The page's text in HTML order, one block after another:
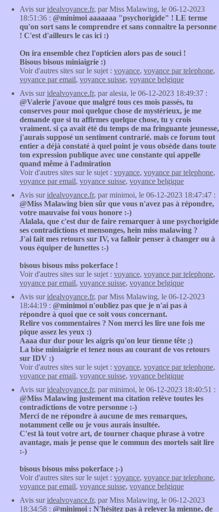
Avis suridealvoyance.fr, par Miss Malawing, le 06-12-2023
18:51:36 : @minimoi aaaaaaa "psychorigide" ! LE terme
qu'on sort sans le comprendre et sans connaitre la personne
! C'est d'ailleurs le cas ici :)
On ira ensemble chez l'opticien alors pas de souci !
Bisous bisous miniaigrie :)
Voir d'autres sites sur le sujet : voyance, voyance par telephone,
voyance par email, voyance suisse, voyance belgique
Avis suridealvoyance.fr, par alesia, le 06-12-2023 18:49:37 :
@Valerie j'avoue que malgré tous ces mois passés, tu
conserves pour moi quelque chose de mystérieux, je me
demande que si tu affirmes quelque chose, tu y crois
vraiment. si ça avait été du temps de ma fringuante jeunesse,
j'aurais supposé un sentiment contrarié. mais ce forum tout
entier a déjà constaté à quel point je vous obsède dans toute
ton expression publique avec une constante qui appelle
quand même à l'admiration
Voir d'autres sites sur le sujet : voyance, voyance par telephone,
voyance par email, voyance suisse, voyance belgique
Avis suridealvoyance.fr, par minimoi, le 06-12-2023 18:47:47 :
@Miss Malawing bien sûr que vous n'avez pas à répondre,
votre mauvaise foi vous honore :-)
Alalala, que c'est dur de faire remarquer à une psychorigide
ses contradictions et mensonges, hein miss malawing ?
J'ai fait mes retours sur IV, va falloir penser à changer ou à
vous équiper de lunettes :-)
bisous bisous miss pokerface !
Voir d'autres sites sur le sujet : voyance, voyance par telephone,
voyance par email, voyance suisse, voyance belgique
Avis suridealvoyance.fr, par Miss Malawing, le 06-12-2023
18:44:19 : @minimoi n'oubliez pas que je n'ai pas à
répondre à quoi que ce soit vous concernant.
Relire vos commentaires ? Non merci les lire une fois me
pique assez les yeux :)
Aaaa dur dur pour les aigris qu'on leur tienne tête ;)
La bise miniaigrie et tenez nous au courant de vos retours
sur IDV :)
Voir d'autres sites sur le sujet : voyance, voyance par telephone,
voyance par email, voyance suisse, voyance belgique
Avis suridealvoyance.fr, par minimoi, le 06-12-2023 18:40:51 :
@Miss Malawing justement ma citation relève toutes les
contradictions de votre personne :-)
Merci de ne répondre à aucune de mes remarques,
notamment celle ou je vous aurais insultée.
C'est là tout votre art, de tourner chaque phrase à votre
avantage, mais je pense que le commun des mortels sait lire
:-)
bisous bisous miss pokerface ;-)
Voir d'autres sites sur le sujet : voyance, voyance par telephone,
voyance par email, voyance suisse, voyance belgique
Avis suridealvoyance.fr, par Miss Malawing, le 06-12-2023
18:34:58 : @minimoi : N'hésitez pas à relever la mienne, de